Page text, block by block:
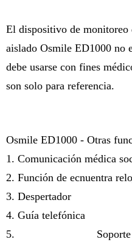
El dispositivo de monitoreo
aislado Osmile ED1000 no
debe usarse con fines
son solo para referencia.
Osmile ED1000 - Otras
1. Comunicación médica
2. Función de ecnuentra
3. Despertador
4. Guía telefónica
5. Soporte